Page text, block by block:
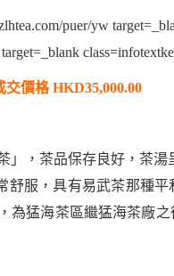
交價格HKD35,000.00
」，茶品保存良好，茶湯
舒服，具有易武茶那種平
為猛海茶區繼猛海茶廠